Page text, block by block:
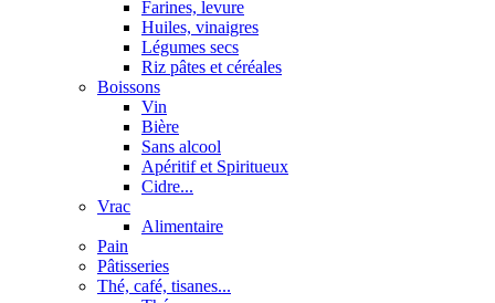
Farines, levure
Huiles, vinaigres
Légumes secs
Riz pâtes et céréales
Boissons
Vin
Bière
Sans alcool
Apéritif et Spiritueux
Cidre...
Vrac
Alimentaire
Pain
Pâtisseries
Thé, café, tisanes...